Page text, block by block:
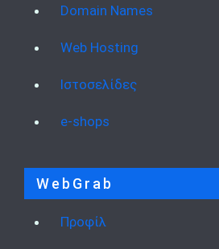
Domain Names
Web Hosting
Ιστοσελίδες
e-shops
WebGrab
Προφίλ